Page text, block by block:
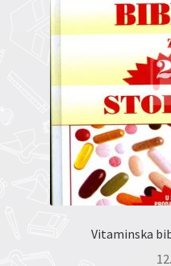
Vitaminska